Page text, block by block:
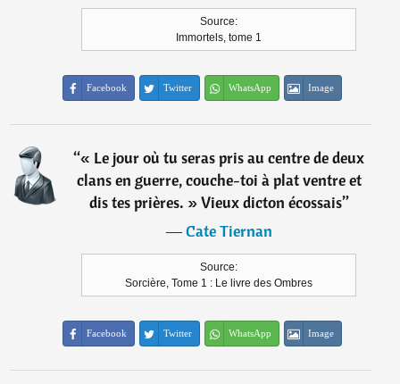
Source:
Immortels, tome 1
Facebook Twitter WhatsApp Image
“« Le jour où tu seras pris au centre de deux
clans en guerre, couche-toi à plat ventre et
dis tes prières. » Vieux dicton écossais”
―Cate Tiernan
Source:
Sorcière, Tome 1 : Le livre des Ombres
Facebook Twitter WhatsApp Image